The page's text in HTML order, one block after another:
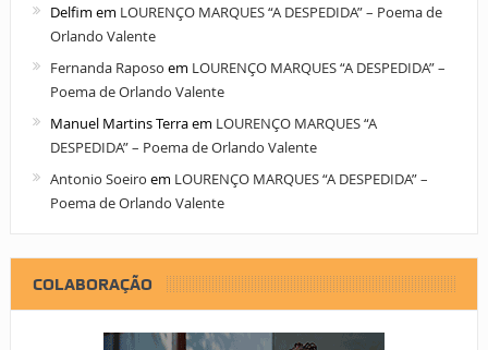
Delfim em LOURENÇO MARQUES “A DESPEDIDA” – Poema de
Orlando Valente
Fernanda Raposo em LOURENÇO MARQUES “A DESPEDIDA” –
Poema de Orlando Valente
Manuel Martins Terraem LOURENÇO MARQUES “A
DESPEDIDA” – Poema de Orlando Valente
Antonio Soeiro em LOURENÇO MARQUES “A DESPEDIDA” –
Poema de Orlando Valente
COLABORAÇÃO